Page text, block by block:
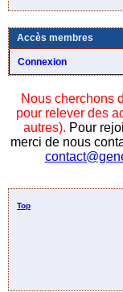
Accès membres
Connexion
Nous cherchons
pour relever des
autres). Pour
merci de nous
Top